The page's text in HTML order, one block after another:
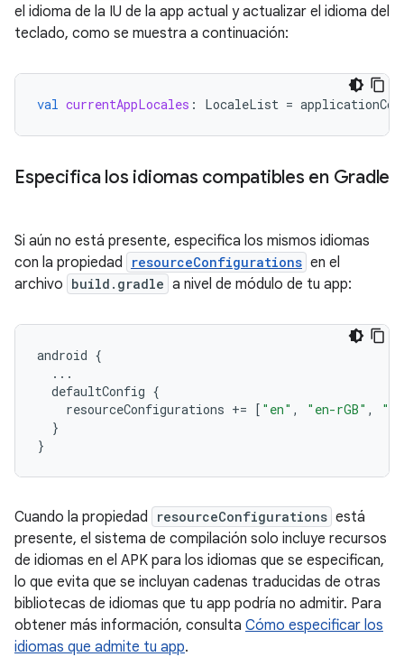
el idioma de la IU de la app actual y actualizar el idioma del
teclado, como se muestra a continuación:
val currentAppLocales : LocaleList =
Especifica los idiomas compatibles en Gradle
Si aún no está presente, especifica los mismos idiomas
con la propiedad
resourceConfigurations en el
archivo build.gradle a nivel de módulo de tu app:
android {
...
defaultConfig {
resourceConfigurations += [ "en" , "en-rGB" ,
}
}
Cuando la propiedad resourceConfigurations está
presente, el sistema de compilación solo incluye recursos
de idiomas en el APK para los idiomas que se especifican,
lo que evita que se incluyan cadenas traducidas de otras
bibliotecas de idiomas que tu app podría no admitir. Para
obtener más información, consulta Cómo especificar los
idiomas que admite tu app.